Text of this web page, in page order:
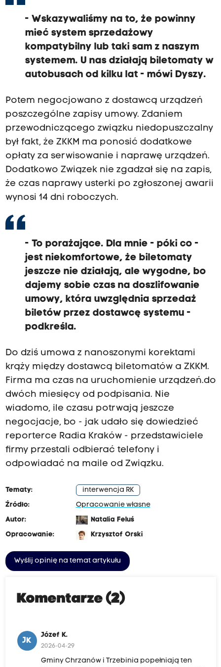
- Wskazywaliśmy na to, że powinny
mieć system sprzedażowy
kompatybilny lub taki sam z naszym
systemem. U nas działają biletomaty w
autobusach od kilku lat - mówi Dyszy.
Potem negocjowano z dostawcą urządzeń
poszczególne zapisy umowy. Zdaniem
przewodniczącego związku niedopuszczalny
był fakt, że ZKKM ma ponosić dodatkowe
opłaty za serwisowanie i naprawę urządzeń.
Dodatkowo Związek nie zgadzał się na zapis,
że czas naprawy usterki po zgłoszonej awarii
wynosi 14 dni roboczych.
- To porażające. Dla mnie - póki co -
jest niekomfortowe, że biletomaty
jeszcze nie działają, ale wygodne, bo
dajemy sobie czas na doszlifowanie
umowy, która uwzględnia sprzedaż
biletów przez dostawcę systemu -
podkreśla.
Do dziś umowa z nanoszonymi korektami
krąży między dostawcą biletomatów a ZKKM.
Firma ma czas na uruchomienie urządzeń.do
dwóch miesięcy od podpisania. Nie
wiadomo, ile czasu potrwają jeszcze
negocjacje, bo - jak udało się dowiedzieć
reporterce Radia Kraków - przedstawiciele
firmy przestali odbierać telefony i
odpowiadać na maile od Związku.
Tematy:
interwencja RK
Źródło:
Opracowanie własne
Autor:
Natalia Feluś
Opracowanie:
Krzysztof Orski
Wyślij opinię na temat artykułu
Komentarze (2)
JK
Józef K.
2026-04-29
Gminy Chrzanów i Trzebinia popełniają ten